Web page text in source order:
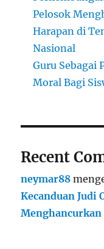
Pelosok
Harapan di
Nasional
Guru Sebagai
Moral Bagi
Recent
neymar88
Kecanduan Judi
Menghancurkan